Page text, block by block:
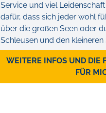
Service und viel
dafür, dass sich jeder wohl
über die großen Seen oder
Schleusen und den kleineren
WEITERE INFOS UND DIE
FÜR